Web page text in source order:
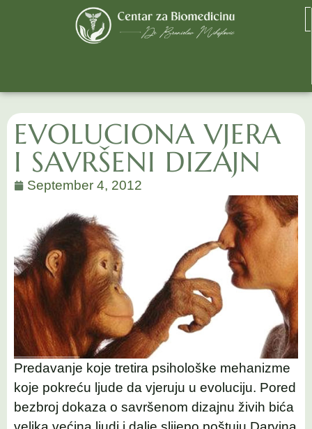
EVOLUCIONA VJERA
I SAVRŠENI DIZAJN
September 4, 2012
Predavanje koje tretira psihološke mehanizme
koje pokreću ljude da vjeruju u evoluciju. Pored
bezbroj dokaza o savršenom dizajnu živih bića